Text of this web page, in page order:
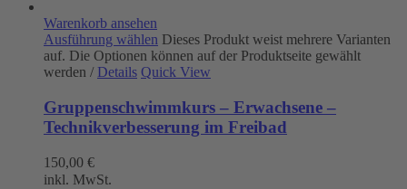
Warenkorb ansehen
Ausführung wählen Dieses Produkt weist mehrere Varianten
auf. Die Optionen können auf der Produktseite gewählt
werden / Details Quick View
Gruppenschwimmkurs – Erwachsene –
Technikverbesserung im Freibad
150,00 €
inkl. MwSt.